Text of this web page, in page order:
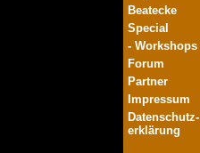
Beatecke
Special
- Workshops
Forum
Partner
Impressum
Datenschutz-
erklärung